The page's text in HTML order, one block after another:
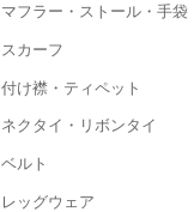
マフラー・ストール・手袋
スカーフ
付け襟・ティペット
ネクタイ・リボンタイ
ベルト
レッグウェア